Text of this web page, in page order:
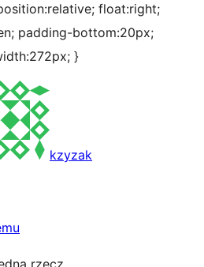
float:right;
padding-bottom:20px;
}
kzyzak
rzecz,